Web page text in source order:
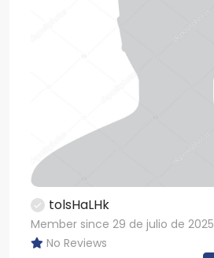
tolsHaLHk
Member since 29 de julio de 2025
No Reviews